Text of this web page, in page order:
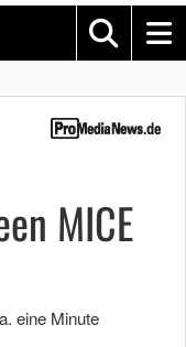
MICE
eine Minute